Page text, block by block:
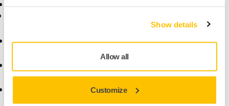
Show details
Allow all
Customize
Kurumsal Aydınlatma
Formu
Çalışan Adayı Aydınlatma
Metni